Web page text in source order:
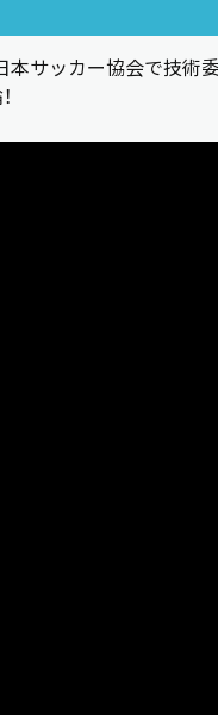
本サッカー協会で技術